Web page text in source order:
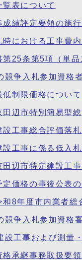
表について
績評定要領の施
における工事費
第25条第5項（単
競争入札参加資格
低制限価格につい
田辺市特別簡易型
設工事総合評価落
設工事に係る低入
田辺市特定建設工
定価格の事後公表
和8年度市内業者
競争入札参加資格
設工事および測量
承継事務取扱要